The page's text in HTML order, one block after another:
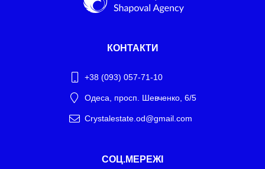
КОНТАКТИ
+38 (093) 057-71-10
Одеса, просп. Шевченко, 6/5
Crystalestate.od@gmail.com
СОЦ.МЕРЕЖІ